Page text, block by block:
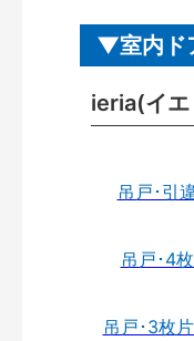
室内ド
ieria(イエ
吊戸･引
吊戸･4
吊戸･3枚